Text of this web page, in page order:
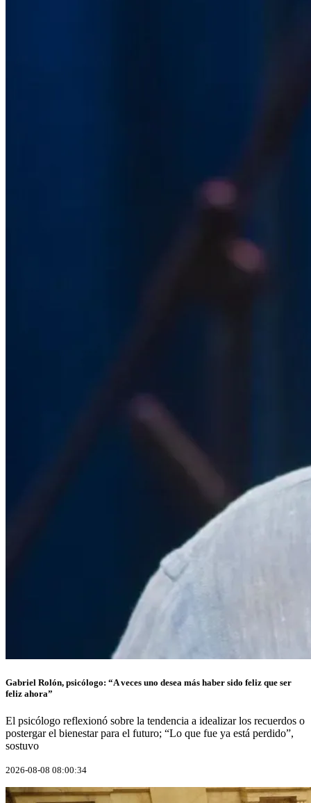
Gabriel Rolón, psicólogo: “A veces uno desea más haber sido feliz que ser
feliz ahora”
El psicólogo reflexionó sobre la tendencia a idealizar los recuerdos o
postergar el bienestar para el futuro; “Lo que fue ya está perdido”,
sostuvo
2026-08-08 08:00:34